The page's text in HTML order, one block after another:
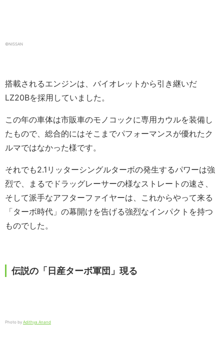
©NISSAN
搭載されるエンジンは、バイオレットから引き継いだ
LZ20Bを採用していました。
この年の車体は市販車のモノコックに専用カウルを装備し
たもので、総合的にはそこまでパフォーマンスが優れたク
ルマではなかった様です。
それでも2.1リッターシングルターボの発生するパワーは強
烈で、まるでドラッグレーサーの様なストレートの速さ、
そして派手なアフターファイヤーは、これからやって来る
「ターボ時代」の幕開けを告げる強烈なインパクトを持つ
ものでした。
伝説の「日産ターボ軍団」現る
Photo by Adithya Anand